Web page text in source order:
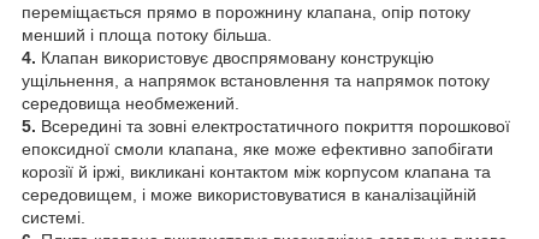
переміщається прямо в порожнину клапана, опір потоку
менший і площа потоку більша.
4. Клапан використовує двоспрямовану конструкцію
ущільнення, а напрямок встановлення та напрямок потоку
середовища необмежений.
5. Всередині та зовні електростатичного покриття порошкової
епоксидної смоли клапана, яке може ефективно запобігати
корозії й іржі, викликані контактом між корпусом клапана та
середовищем, і може використовуватися в каналізаційній
системі.